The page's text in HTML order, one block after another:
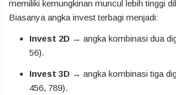
memiliki kemungkinan muncul lebih tinggi
Biasanya angka invest terbagi menjadi:
Invest 2D → angka kombinasi dua
56).
Invest 3D → angka kombinasi tiga
456, 789).